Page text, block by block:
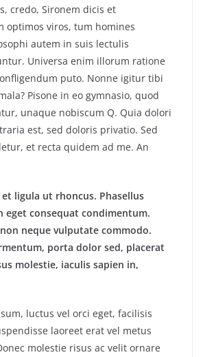
credo, Sironem dicis et
optimos viros, tum homines
autem in suis lectulis
Universa enim illorum ratione
puto. Nonne igitur tibi
Pisone in eo gymnasio, quod
unaque nobiscum Q. Quia dolori
est, sed doloris privatio. Sed
et recta quidem ad me. An
ligula ut rhoncus. Phasellus
eget consequat condimentum.
neque vulputate commodo.
porta dolor sed, placerat
molestie, iaculis sapien in,
luctus vel orci eget, facilisis
laoreet erat vel metus
molestie risus ac velit ornare